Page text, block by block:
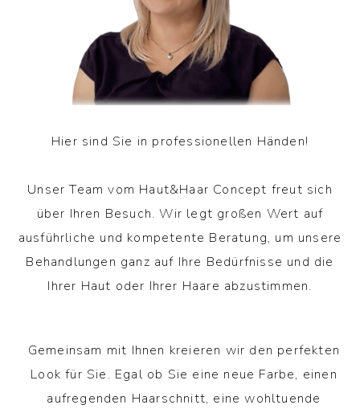
Hier sind Sie in professionellen Händen!
Unser Team vom Haut&Haar Concept freut sich
über Ihren Besuch. Wir legt großen Wert auf
ausführliche und kompetente Beratung, um unsere
Behandlungen ganz auf Ihre Bedürfnisse und die
Ihrer Haut oder Ihrer Haare abzustimmen.
Gemeinsam mit Ihnen kreieren wir den perfekten
Look für Sie. Egal ob Sie eine neue Farbe, einen
aufregenden Haarschnitt, eine wohltuende